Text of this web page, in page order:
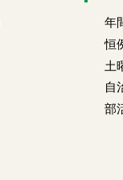
年
恒
土
自
部